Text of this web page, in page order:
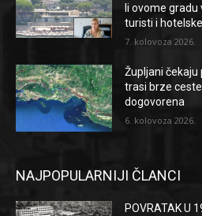
li ovome gradu
turisti i
7. kolovoza 2026.
Župljani
trasi brze
dogovorena
6. kolovoza 2026.
NAJPOPULARNIJI ČLANCI
POVRATAK U